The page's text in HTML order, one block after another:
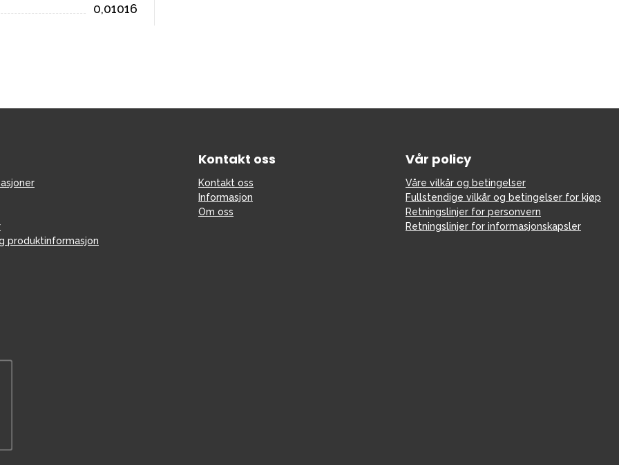
0,01016
produktinformasjon
Kontakt oss
Kontakt oss
Informasjon
Om oss
Vår policy
Våre vilkår og betingelser
Fullstendige vilkår og betingelser for kjøp
Retningslinjer for personvern
Retningslinjer for informasjonskapsler